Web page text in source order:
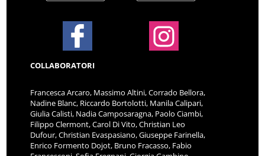
COLLABORATORI
Francesca Arcaro, Massimo Altini, Corrado Bellora,
Nadine Blanc, Riccardo Bortolotti, Manila Calipari,
Giulia Calisti, Nadia Camposaragna, Paolo Ciambi,
Filippo Clermont, Carol Di Vito, Christian Leo
Dufour, Christian Evaspasiano, Giuseppe Farinella,
Enrico Formento Dojot, Bruno Fracasso, Fabio